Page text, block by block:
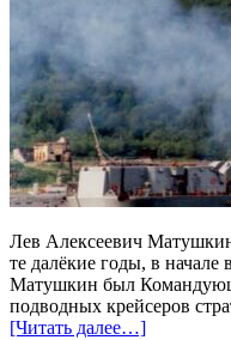
Лев Алексеевич
те далёкие годы, в
Матушкин был
подводных крейсеров
[Читать далее…]